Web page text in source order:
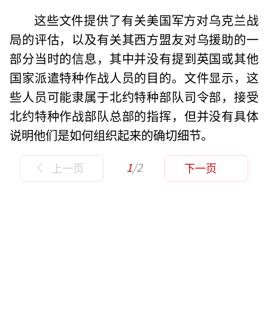
这些文件提供了有关美国军方对乌克兰战
局的评估，以及有关其西方盟友对乌援助的一
部分当时的信息，其中并没有提到英国或其他
国家派遣特种作战人员的目的。文件显示，这
些人员可能隶属于北约特种部队司令部，接受
北约特种作战部队总部的指挥，但并没有具体
说明他们是如何组织起来的确切细节。
上一页 1/2 下一页